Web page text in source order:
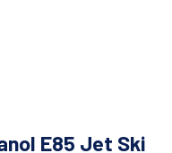
E85 Jet Ski